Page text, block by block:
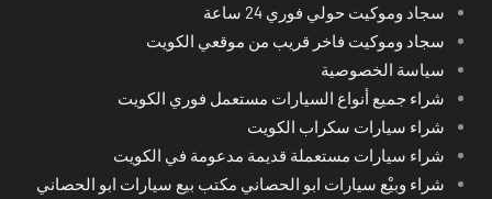
سجاد وموكيت حولي فوري 24 ساعة
سجاد وموكيت فاخر قريب من موقعي الكويت
سياسة الخصوصية
شراء جميع أنواع السيارات مستعمل فوري الكويت
شراء سيارات سكراب الكويت
شراء سيارات مستعملة قديمة مدعومة في الكويت
شراء وبيْع سيارات ابو الحصاني مكتب بيع سيارات ابو الحصاني